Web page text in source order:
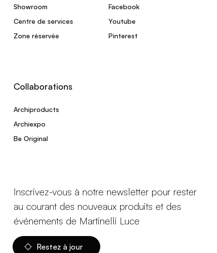
Showroom
Centre de services
Zone réservée
Facebook
Youtube
Pinterest
Collaborations
Archiproducts
Archiexpo
Be Original
Inscrivez-vous à notre newsletter pour rester
au courant des nouveaux produits et des
événements de Martinelli Luce
Restez à jour